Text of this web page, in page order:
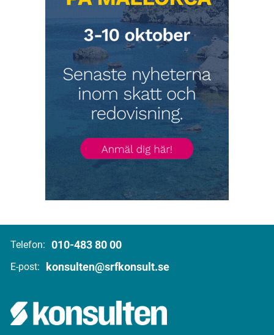
Telefon: 010-483 80 00
E-post: konsulten@srfkonsult.se